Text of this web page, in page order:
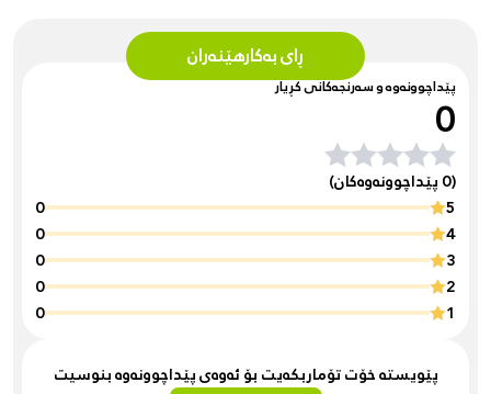
ڕای بەکارهێنەران
پێداچوونەوە و سەرنجەکانی کڕیار
0
(0 پێداچوونەوەکان)
5
0
4
0
3
0
2
0
1
0
پێویستە خۆت تۆماربکەیت بۆ ئەوەی پێداچوونەوە بنوسیت